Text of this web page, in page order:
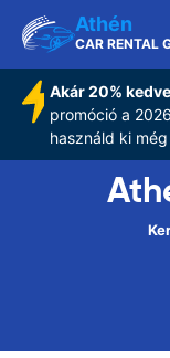
Athén
CAR RENTAL
Akár 20%
promóció a
használd ki még